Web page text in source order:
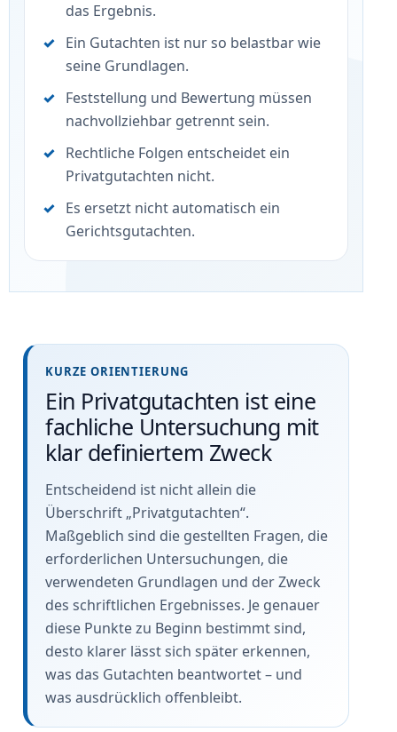
das Ergebnis.
Ein Gutachten ist nur so belastbar wie
seine Grundlagen.
Feststellung und Bewertung müssen
nachvollziehbar getrennt sein.
Rechtliche Folgen entscheidet ein
Privatgutachten nicht.
Es ersetzt nicht automatisch ein
Gerichtsgutachten.
KURZE ORIENTIERUNG
Ein Privatgutachten ist eine
fachliche Untersuchung mit
klar definiertem Zweck
Entscheidend ist nicht allein die
Überschrift „Privatgutachten“.
Maßgeblich sind die gestellten Fragen, die
erforderlichen Untersuchungen, die
verwendeten Grundlagen und der Zweck
des schriftlichen Ergebnisses. Je genauer
diese Punkte zu Beginn bestimmt sind,
desto klarer lässt sich später erkennen,
was das Gutachten beantwortet – und
was ausdrücklich offenbleibt.